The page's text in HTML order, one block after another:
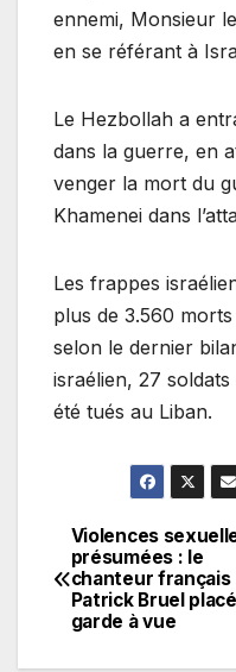
ennemi, Monsieur
en se référant à
Le Hezbollah a
dans la guerre, en
venger la mort du
Khamenei dans
Les frappes
plus de 3.560
selon le dernier
israélien, 27
été tués au Liban.
de
l’article
Violences
présumées : le
chanteur français
Patrick Bruel
garde à vue